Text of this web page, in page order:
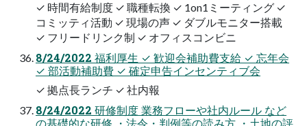
✓ 時間有給制度 ✓ 職種転換 ✓ 1on1ミーティング ✓
コミッティ活動 ✓ 現場の声 ✓ ダブルモニター搭載
✓ フリードリンク制 ✓ オフィスコンビニ
8/24/2022 福利厚生 ✓ 歓迎会補助費支給 ✓ 忘年会
✓ 部活動補助費 ✓ 確定申告インセンティブ会
✓ 拠点長ランチ ✓ 社内報
8/24/2022 研修制度 業務フローや社内ルール など
の基礎的な研修 ・法令・判例等の読み方 ・土地の評